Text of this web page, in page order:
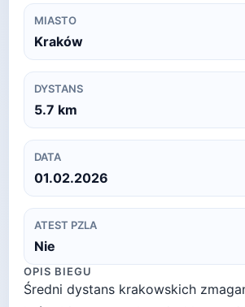
MIASTO
Kraków
DYSTANS
5.7 km
DATA
01.02.2026
ATEST PZLA
Nie
OPIS BIEGU
Średni dystans krakowskich